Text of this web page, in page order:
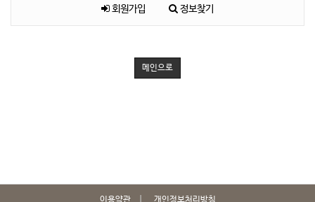
회원가입 정보찾기
메인으로
이용약관 개인정보처리방침